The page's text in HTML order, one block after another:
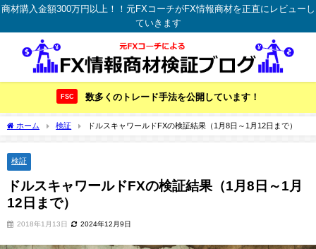
商材購入金額300万円以上！！元FXコーチがFX情報商材を正直にレビューし
ていきます
FSC 数多くのトレード手法を公開しています！
ホーム 検証 ドルスキャワールドFXの検証結果（1月8日～1月12日まで）
検証
ドルスキャワールドFXの検証結果（1月8日～1月
12日まで）
2018年1月13日 2024年12月9日